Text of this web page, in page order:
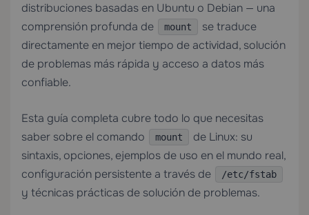
distribuciones basadas en Ubuntu o Debian — una
comprensión profunda de
mount
se traduce
directamente en mejor tiempo de actividad, solución
de problemas más rápida y acceso a datos más
confiable.
Esta guía completa cubre todo lo que necesitas
saber sobre el comando
mount
de Linux: su
sintaxis, opciones, ejemplos de uso en el mundo real,
configuración persistente a través de
/etc/fstab
y técnicas prácticas de solución de problemas.